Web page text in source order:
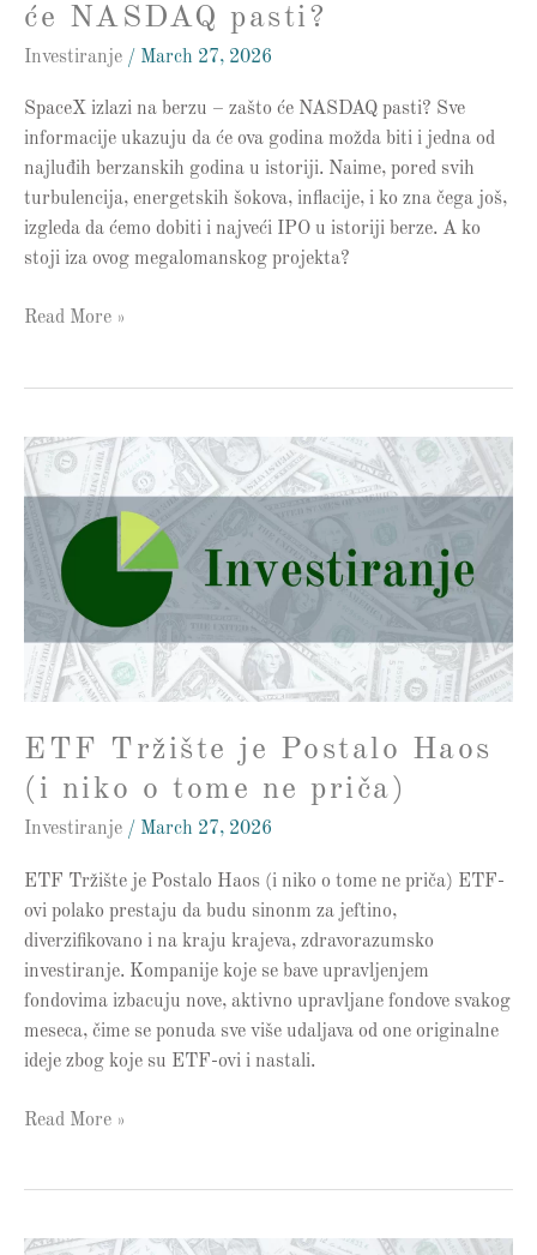
će NASDAQ pasti?
Investiranje / March 27, 2026
SpaceX izlazi na berzu – zašto će NASDAQ pasti? Sve
informacije ukazuju da će ova godina možda biti i jedna od
najluđih berzanskih godina u istoriji. Naime, pored svih
turbulencija, energetskih šokova, inflacije, i ko zna čega još,
izgleda da ćemo dobiti i najveći IPO u istoriji berze. A ko
stoji iza ovog megalomanskog projekta?
Read More »
ETF Tržište je Postalo Haos
(i niko o tome ne priča)
Investiranje / March 27, 2026
ETF Tržište je Postalo Haos (i niko o tome ne priča) ETF-
ovi polako prestaju da budu sinonm za jeftino,
diverzifikovano i na kraju krajeva, zdravorazumsko
investiranje. Kompanije koje se bave upravljenjem
fondovima izbacuju nove, aktivno upravljane fondove svakog
meseca, čime se ponuda sve više udaljava od one originalne
ideje zbog koje su ETF-ovi i nastali.
ETF
Tržište
Postalo
Haos
tome
priča)
Read More »